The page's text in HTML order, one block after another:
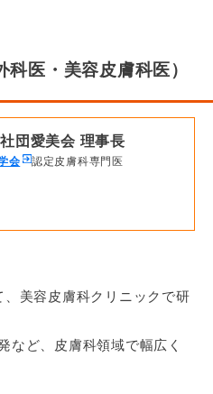
医・美容皮膚科医）
団愛美会 理事長
会 認定皮膚科専門医
美容皮膚科クリニックで研
など、皮膚科領域で幅広く